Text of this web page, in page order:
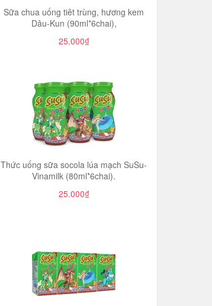
Sữa chua uống tiêt trùng, hương kem
Dâu-Kun (90ml*6chai),
25.000₫
Thức uống sữa socola lúa mạch SuSu-
Vinamilk (80ml*6chai).
25.000₫